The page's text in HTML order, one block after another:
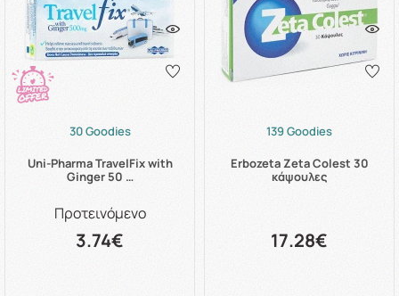
30 Goodies
Uni-Pharma TravelFix with
Ginger 50 …
Προτεινόμενο
3.74€
139 Goodies
Erbozeta Zeta Colest 30
κάψουλες
17.28€